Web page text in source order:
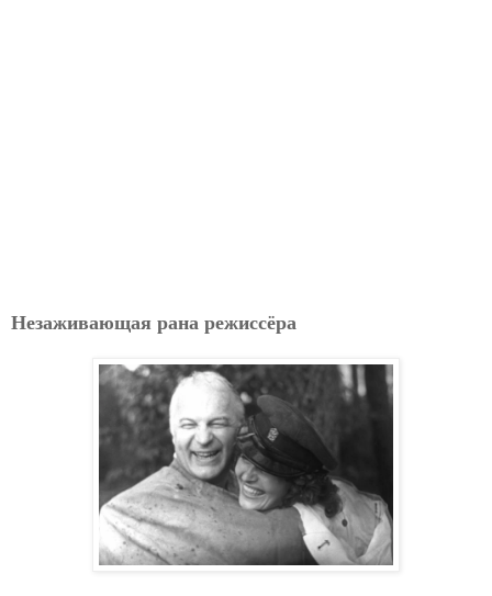
Незаживающая рана режиссёра